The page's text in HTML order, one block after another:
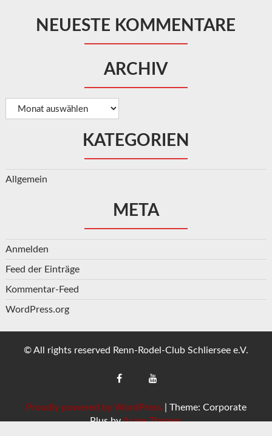
NEUESTE KOMMENTARE
ARCHIV
Archiv
KATEGORIEN
Allgemein
META
Anmelden
Feed der Einträge
Kommentar-Feed
WordPress.org
© All rights reserved Renn-Rodel-Club Schliersee e.V.
Proudly powered by WordPress
Theme: Corporate
Plus byAcme Themes